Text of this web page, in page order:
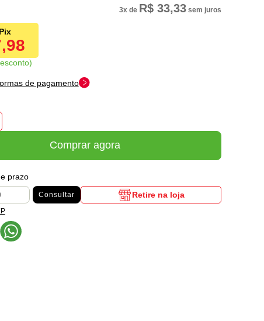
3x de R$ 33,33sem juros
de pagamento
Comprar agora
prazo
Consultar
Retire na loja